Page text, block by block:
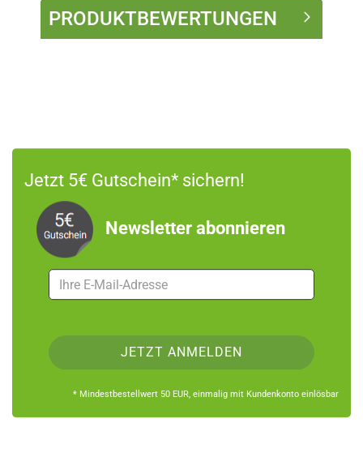
PRODUKTBEWERTUNGEN
Jetzt 5€ Gutschein* sichern!
Newsletter abonnieren
* Mindestbestellwert 50 EUR, einmalig mit Kundenkonto einlösbar